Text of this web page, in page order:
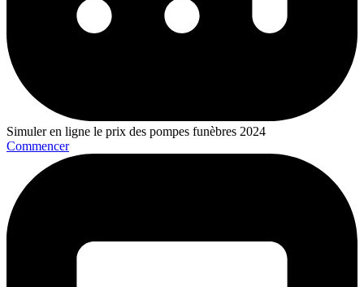
Simuler en ligne le prix des pompes funèbres 2024
Commencer